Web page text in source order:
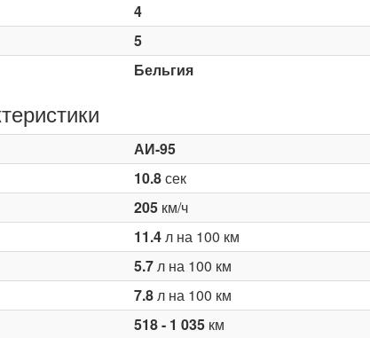
4
5
Бельгия
АИ-95
10.8сек
205км/ч
11.4л на 100 км
5.7л на 100 км
7.8л на 100 км
518 - 1 035км